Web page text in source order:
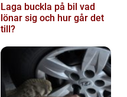
Laga buckla på bil vad
lönar sig och hur går det
till?